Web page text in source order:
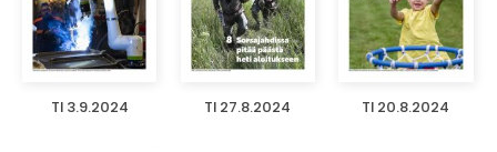
TI 3.9.2024 TI 27.8.2024 TI 20.8.2024